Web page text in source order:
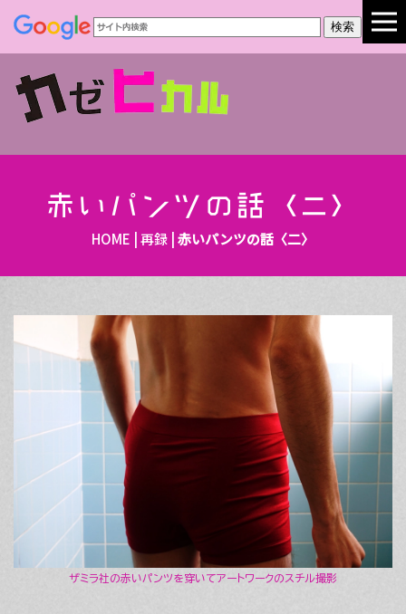
赤いパンツの話〈二〉
HOME 再録 赤いパンツの話〈二〉
ザミラ社の赤いパンツを穿いてアートワークのスチル撮影